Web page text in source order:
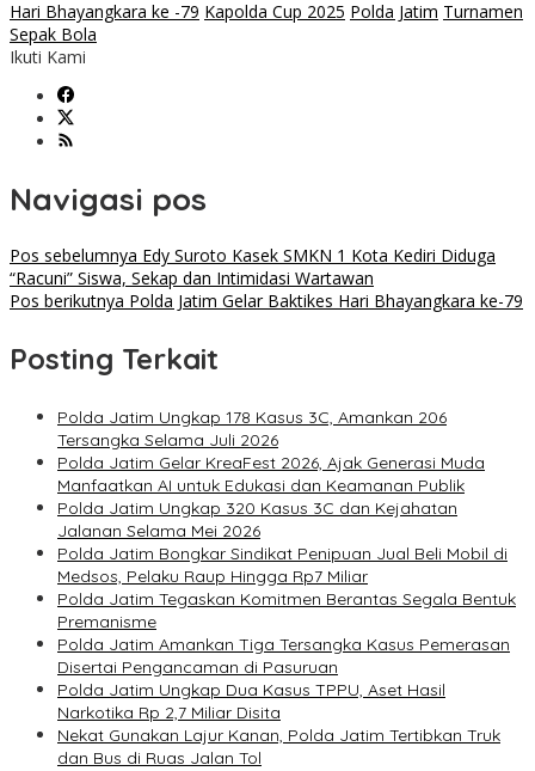
Hari Bhayangkara ke -79 Kapolda Cup 2025 Polda Jatim Turnamen
Sepak Bola
Ikuti Kami
Navigasi pos
Pos sebelumnya Edy Suroto Kasek SMKN 1 Kota Kediri Diduga
“Racuni” Siswa, Sekap dan Intimidasi Wartawan
Pos berikutnya Polda Jatim Gelar Baktikes Hari Bhayangkara ke-79
Posting Terkait
Polda Jatim Ungkap 178 Kasus 3C, Amankan 206
Tersangka Selama Juli 2026
Polda Jatim Gelar KreaFest 2026, Ajak Generasi Muda
Manfaatkan AI untuk Edukasi dan Keamanan Publik
Polda Jatim Ungkap 320 Kasus 3C dan Kejahatan
Jalanan Selama Mei 2026
Polda Jatim Bongkar Sindikat Penipuan Jual Beli Mobil di
Medsos, Pelaku Raup Hingga Rp7 Miliar
Polda Jatim Tegaskan Komitmen Berantas Segala Bentuk
Premanisme
Polda Jatim Amankan Tiga Tersangka Kasus Pemerasan
Disertai Pengancaman di Pasuruan
Polda Jatim Ungkap Dua Kasus TPPU, Aset Hasil
Narkotika Rp 2,7 Miliar Disita
Nekat Gunakan Lajur Kanan, Polda Jatim Tertibkan Truk
dan Bus di Ruas Jalan Tol